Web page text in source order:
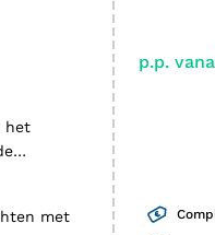
het
met
p.p.